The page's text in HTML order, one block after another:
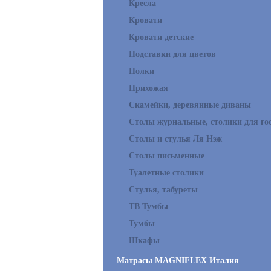
Кресла
Кровати
Кровати детские
Подставки для цветов
Полки
Прихожая
Скамейки, деревянные диваны
Столы журнальные, столики для
Столы и стулья Ля Нэж
Столы письменные
Туалетные столики
Стулья, табуреты
ТВ Тумбы
Тумбы
Шкафы
Матрасы MAGNIFLEX Италия